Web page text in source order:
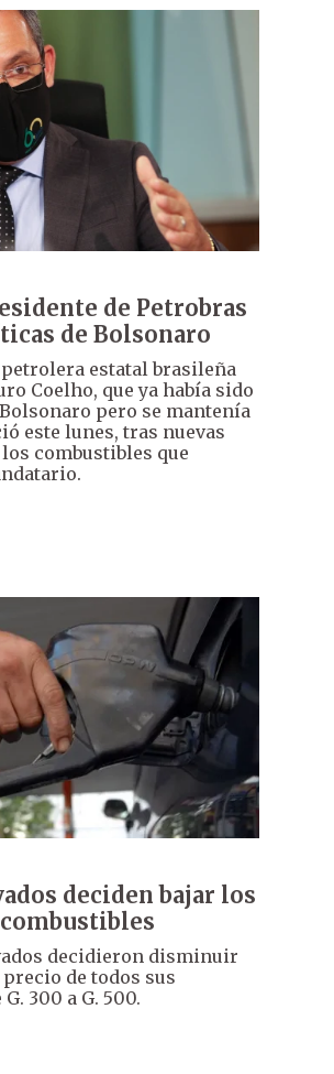
de Petrobras
de Bolsonaro
estatal brasileña
Coelho, que ya había sido
pero se mantenía
este lunes, tras nuevas
combustibles que
deciden bajar los
decidieron disminuir
de todos sus
300 a G. 500.